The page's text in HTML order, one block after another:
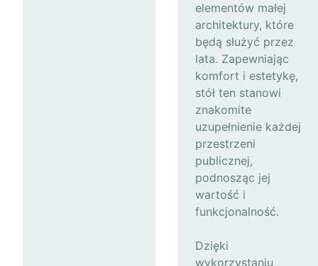
elementów małej
architektury, które
będą służyć przez
lata. Zapewniając
komfort i estetykę,
stół ten stanowi
znakomite
uzupełnienie każdej
przestrzeni
publicznej,
podnosząc jej
wartość i
funkcjonalność.
Dzięki
wykorzystaniu